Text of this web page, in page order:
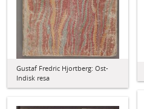
Gustaf Fredric Hjortberg: Ost-
Indisk resa